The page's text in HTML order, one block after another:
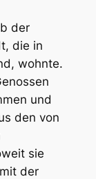
der
die in
wohnte.
und
den von
sie
der